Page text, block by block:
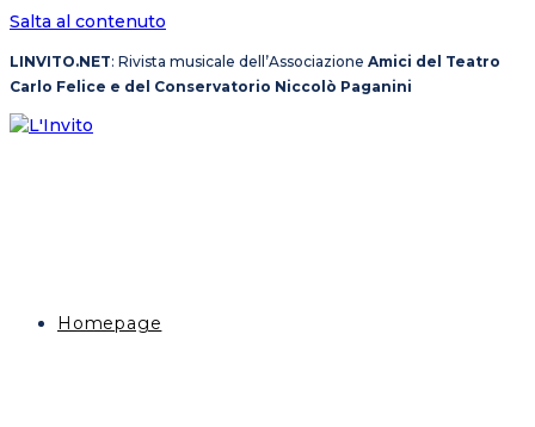
Salta al contenuto
LINVITO.NET: Rivista musicale dell’Associazione Amici del Teatro
Carlo Felice e del Conservatorio Niccolò Paganini
Homepage